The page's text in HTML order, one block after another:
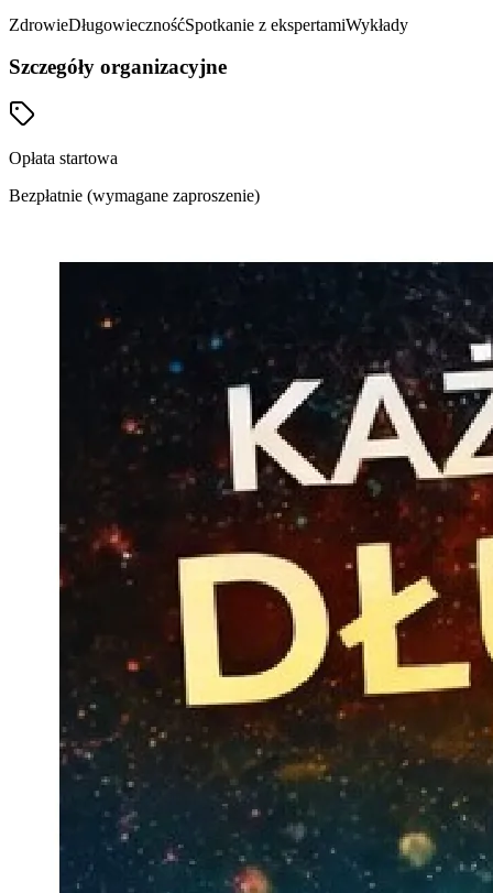
ZdrowieDługowiecznośćSpotkanie z ekspertamiWykłady
Szczegóły organizacyjne
Opłata startowa
Bezpłatnie (wymagane zaproszenie)